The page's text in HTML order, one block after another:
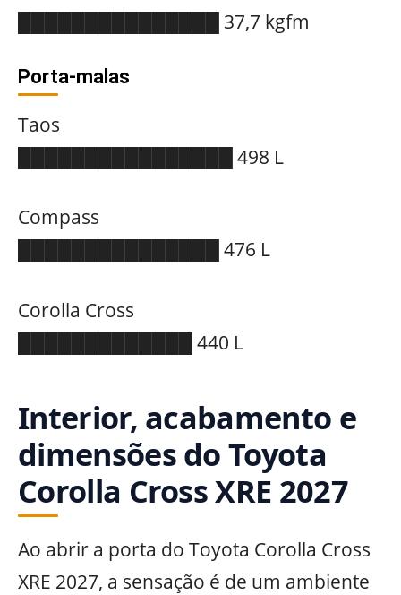
███████████████ 37,7 kgfm
Porta-malas
Taos
████████████████ 498 L
Compass
███████████████ 476 L
Corolla Cross
█████████████ 440 L
Interior, acabamento e
dimensões do Toyota
Corolla Cross XRE 2027
Ao abrir a porta do Toyota Corolla Cross
XRE 2027, a sensação é de um ambiente